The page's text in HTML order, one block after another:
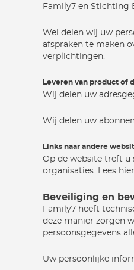
Family7 en Stichting
Wel delen wij uw
afspraken te maken
verplichtingen.
Leveren van product of
Wij delen uw
Wij delen uw
Links naar andere
Op de website treft u
organisaties. Lees
Beveiliging en
Family7 heeft
deze manier zorgen
persoonsgegevens
Uw persoonlijke